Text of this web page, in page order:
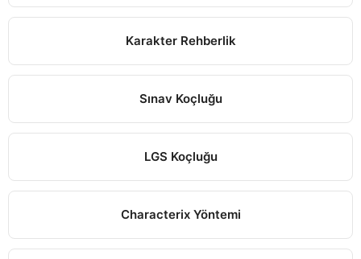
Karakter Rehberlik
Sınav Koçluğu
LGS Koçluğu
Characterix Yöntemi